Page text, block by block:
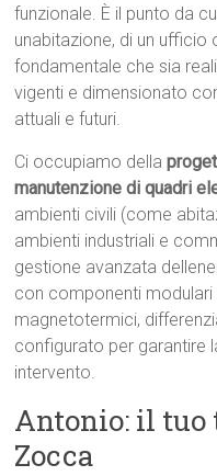
funzionale. È il punto da
unabitazione, di un
fondamentale che sia
vigenti e dimensionato
attuali e futuri.
Ci occupiamo della
manutenzione di quadri
ambienti civili (come
ambienti industriali e
gestione avanzata
con componenti
magnetotermici,
configurato per garantire
intervento.
Antonio: il tuo
Zocca